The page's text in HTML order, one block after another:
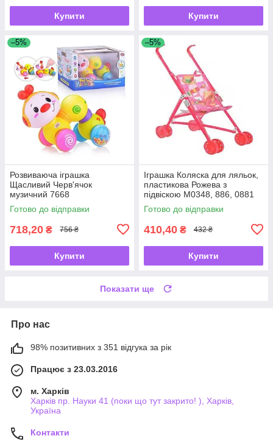
Купити Купити
–5%
Розвиваюча іграшка
Щасливий Черв'ячок
музичний 7668
Готово до відправки
718,20 ₴ 756 ₴
Купити
–5%
Іграшка Коляска для ляльок,
пластикова Рожева з
підвіскою М0348, 886, 0881
Готово до відправки
410,40 ₴ 432 ₴
Купити
Показати ще
Про нас
98% позитивних з 351 відгука за рік
Працює з 23.03.2016
м. Харків
Харків пр. Науки 41 (поки що тут закрито! ), Харків,
Україна
Контакти